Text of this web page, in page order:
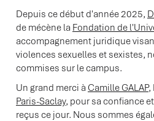
Depuis ce début d'année 2025,
de mécène la Fondation de
accompagnement juridique
violences sexuelles et sexistes,
commises sur le campus.
Un grand merci à Camille GALAP,
Paris-Saclay, pour sa confiance
reçus ce jour. Nous sommes